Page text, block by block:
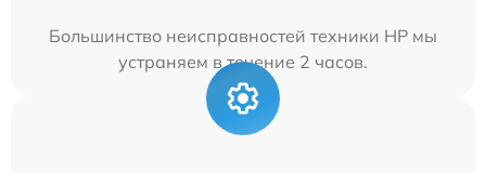
Большинство неисправностей техники HP мы
устраняем в течение 2 часов.